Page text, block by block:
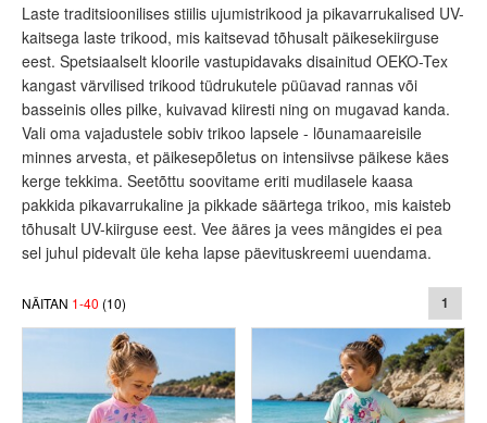
Laste traditsioonilises stiilis ujumistrikood ja pikavarrukalised UV-
kaitsega laste trikood, mis kaitsevad tõhusalt päikesekiirguse
eest. Spetsiaalselt kloorile vastupidavaks disainitud OEKO-Tex
kangast värvilised trikood tüdrukutele püüavad rannas või
basseinis olles pilke, kuivavad kiiresti ning on mugavad kanda.
Vali oma vajadustele sobiv trikoo lapsele - lõunamaareisile
minnes arvesta, et päikesepõletus on intensiivse päikese käes
kerge tekkima. Seetõttu soovitame eriti mudilasele kaasa
pakkida pikavarrukaline ja pikkade säärtega trikoo, mis kaisteb
tõhusalt UV-kiirguse eest. Vee ääres ja vees mängides ei pea
sel juhul pidevalt üle keha lapse päevituskreemi uuendama.
NÄITAN 1-40 (10) 1